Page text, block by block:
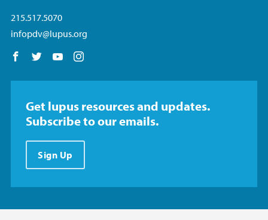
215.517.5070
infopdv@lupus.org
Follow us on Facebook
Follow us on Twitter
Follow us on YouTube
Get lupus resources and updates.
Subscribe to our emails.
Sign Up